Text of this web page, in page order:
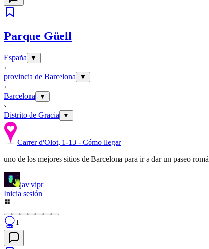
Parque Güell
España ▼
›
provincia de Barcelona
▼
›
Barcelona
▼
›
Distrito de Gracia
▼
Carrer d'Olot, 1-13 - Cómo llegar
uno de los mejores sitios de Barcelona para ir a dar un paseo
javivipr
Inicia sesión
1